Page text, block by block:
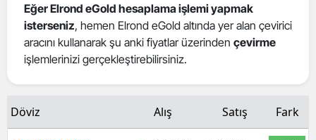
Giresun
Gümüşhane
Isparta
Eğer Elrond eGold hesaplama işlemi yapmak
isterseniz, hemen Elrond eGold altında yer alan çevirici
aracını kullanarak şu anki fiyatlar üzerinden çevirme
işlemlerinizi gerçekleştirebilirsiniz.
Döviz Alış Satış Fark